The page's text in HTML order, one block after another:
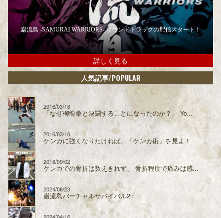
巌流島 -SAMURAI WARRIORS- サウンドトラックの配信スタート！
詳しく見る
人気記事/POPULAR
2016/03/18
「なぜ柳龍拳と決闘することになったのか？」 Yo...
2016/03/16
ケンカに強くなりたければ、「ケンカ術」を見よ！
2018/09/02
ケンカでの骨折は数えきれず、 骨折程度で痛みは感...
2024/08/23
巌流島バーチャルサバイバル2